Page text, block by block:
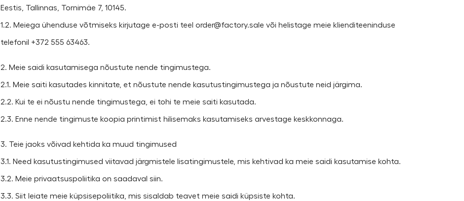
Eestis, Tallinnas, Tornimäe 7, 10145.
1.2. Meiega ühenduse võtmiseks kirjutage e-posti teel order@factory.sale või helistage meie klienditeeninduse
telefonil +372 555 63463.
2. Meie saidi kasutamisega nõustute nende tingimustega.
2.1. Meie saiti kasutades kinnitate, et nõustute nende kasutustingimustega ja nõustute neid järgima.
2.2. Kui te ei nõustu nende tingimustega, ei tohi te meie saiti kasutada.
2.3. Enne nende tingimuste koopia printimist hilisemaks kasutamiseks arvestage keskkonnaga.
3. Teie jaoks võivad kehtida ka muud tingimused
3.1. Need kasutustingimused viitavad järgmistele lisatingimustele, mis kehtivad ka meie saidi kasutamise kohta.
3.2. Meie privaatsuspoliitika on saadaval siin.
3.3. Siit leiate meie küpsisepoliitika, mis sisaldab teavet meie saidi küpsiste kohta.